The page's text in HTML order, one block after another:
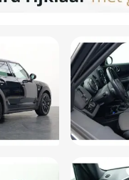
verwarmbaar